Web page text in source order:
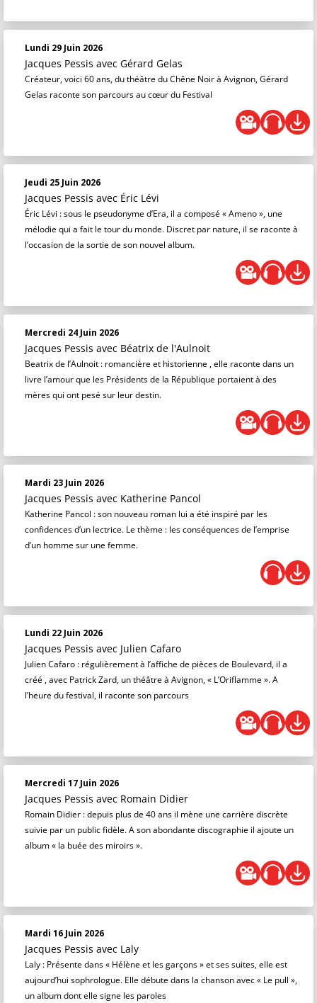
Lundi 29 Juin 2026
Jacques Pessis avec Gérard Gelas
Créateur, voici 60 ans, du théâtre du Chêne Noir à Avignon, Gérard
Gelas raconte son parcours au cœur du Festival
Jeudi 25 Juin 2026
Jacques Pessis avec Éric Lévi
Éric Lévi : sous le pseudonyme d’Era, il a composé « Ameno », une
mélodie qui a fait le tour du monde. Discret par nature, il se raconte à
l’occasion de la sortie de son nouvel album.
Mercredi 24 Juin 2026
Jacques Pessis avec Béatrix de l'Aulnoit
Beatrix de l’Aulnoit : romancière et historienne , elle raconte dans un
livre l’amour que les Présidents de la République portaient à des
mères qui ont pesé sur leur destin.
Mardi 23 Juin 2026
Jacques Pessis avec Katherine Pancol
Katherine Pancol : son nouveau roman lui a été inspiré par les
confidences d’un lectrice. Le thème : les conséquences de l’emprise
d’un homme sur une femme.
Lundi 22 Juin 2026
Jacques Pessis avec Julien Cafaro
Julien Cafaro : régulièrement à l’affiche de pièces de Boulevard, il a
créé , avec Patrick Zard, un théâtre à Avignon, « L’Oriflamme ». A
l’heure du festival, il raconte son parcours
Mercredi 17 Juin 2026
Jacques Pessis avec Romain Didier
Romain Didier : depuis plus de 40 ans il mène une carrière discrète
suivie par un public fidèle. A son abondante discographie il ajoute un
album « la buée des miroirs ».
Mardi 16 Juin 2026
Jacques Pessis avec Laly
Laly : Présente dans « Hélène et les garçons » et ses suites, elle est
aujourd’hui sophrologue. Elle débute dans la chanson avec « Le pull »,
un album dont elle signe les paroles